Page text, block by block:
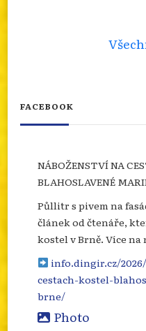
FACEBOOK
NÁBOŽENSTVÍ NA
BLAHOSLAVENÉ
Půllitr s pivem na
článek od čtenáře,
kostel v Brně. Více na
info.dingir.cz/
cestach-kostel-
brne/
Photo